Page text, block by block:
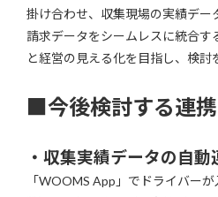
掛け合わせ、収集現場の実績デー
請求データをシームレスに統合す
と経営の見える化を目指し、検討
■今後検討する連
・収集実績データの自動
「WOOMS App」でドライバー